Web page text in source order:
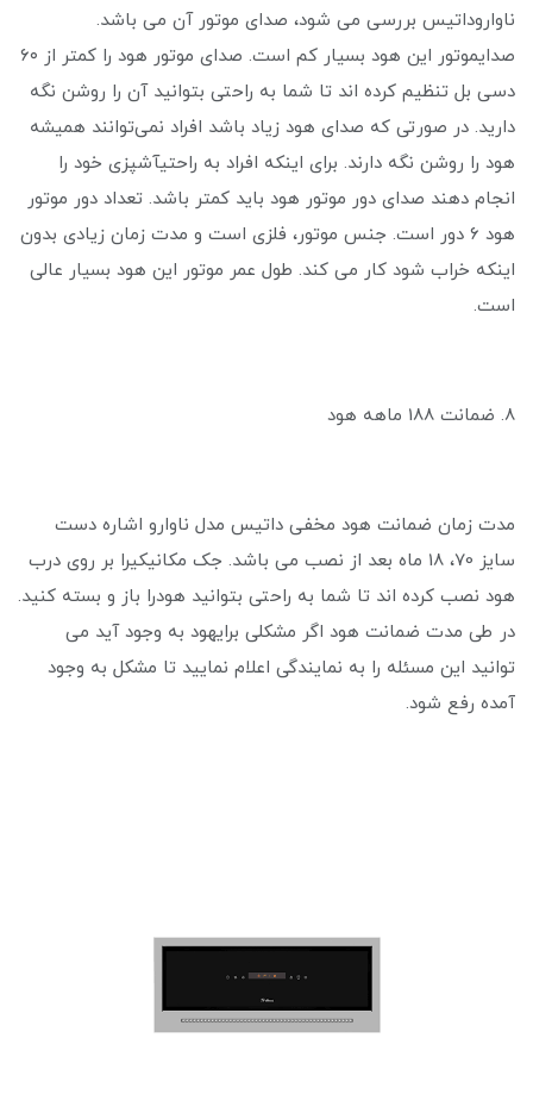
ناواروداتیس بررسی می شود، صدای موتور آن می باشد.
صدایموتور این هود بسیار کم است. صدای موتور هود را کمتر از ۶۰
دسی بل تنظیم کرده اند تا شما به راحتی بتوانید آن را روشن نگه
دارید. در صورتی که صدای هود زیاد باشد افراد نمی‌توانند همیشه
هود را روشن نگه دارند. برای اینکه افراد به راحتیآشپزی خود را
انجام دهند صدای دور موتور هود باید کمتر باشد. تعداد دور موتور
هود ۶ دور است. جنس موتور، فلزی است و مدت زمان زیادی بدون
اینکه خراب شود کار می کند. طول عمر موتور این هود بسیار عالی
است.
8. ضمانت 188 ماهه هود
مدت زمان ضمانت هود مخفی داتیس مدل ناوارو اشاره دست
سایز 70، 18 ماه بعد از نصب می باشد. جک مکانیکیرا بر روی درب
هود نصب کرده اند تا شما به راحتی بتوانید هودرا باز و بسته کنید.
در طی مدت ضمانت هود اگر مشکلی برایهود به وجود آید می
توانید این مسئله را به نمایندگی اعلام نمایید تا مشکل به وجود
آمده رفع شود.